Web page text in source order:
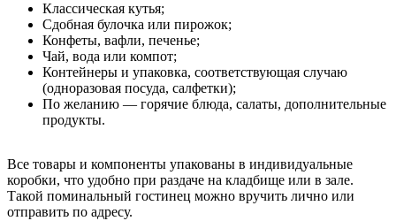
Классическая кутья;
Сдобная булочка или пирожок;
Конфеты, вафли, печенье;
Чай, вода или компот;
Контейнеры и упаковка, соответствующая случаю
(одноразовая посуда, салфетки);
По желанию — горячие блюда, салаты, дополнительные
продукты.
Все товары и компоненты упакованы в индивидуальные
коробки, что удобно при раздаче на кладбище или в зале.
Такой поминальный гостинец можно вручить лично или
отправить по адресу.